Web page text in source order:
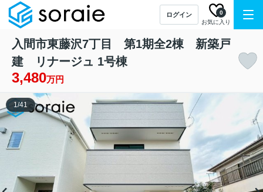
ログイン
お気に入り
0
入間市東藤沢7丁目 第1期全2棟 新築戸
建 リナージュ 1号棟
3,480万円
1/41